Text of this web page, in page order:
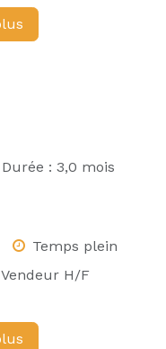
Durée : 3,0 mois
Temps plein
Vendeur H/F